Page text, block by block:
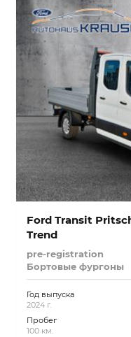
Ford Transit
Trend
pre-registration
Бортовые фургоны
Год выпуска
2024 г.
Пробег
100 км.